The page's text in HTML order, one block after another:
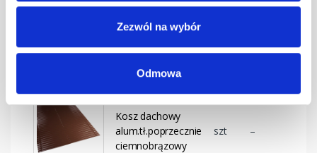
Zezwól na wybór
Odmowa
Kosz dachowy
alum.tł.poprzecznie
szt –
Kosz dachowy
alum.tł.poprzecznie
ciemnobrązowy
szt –